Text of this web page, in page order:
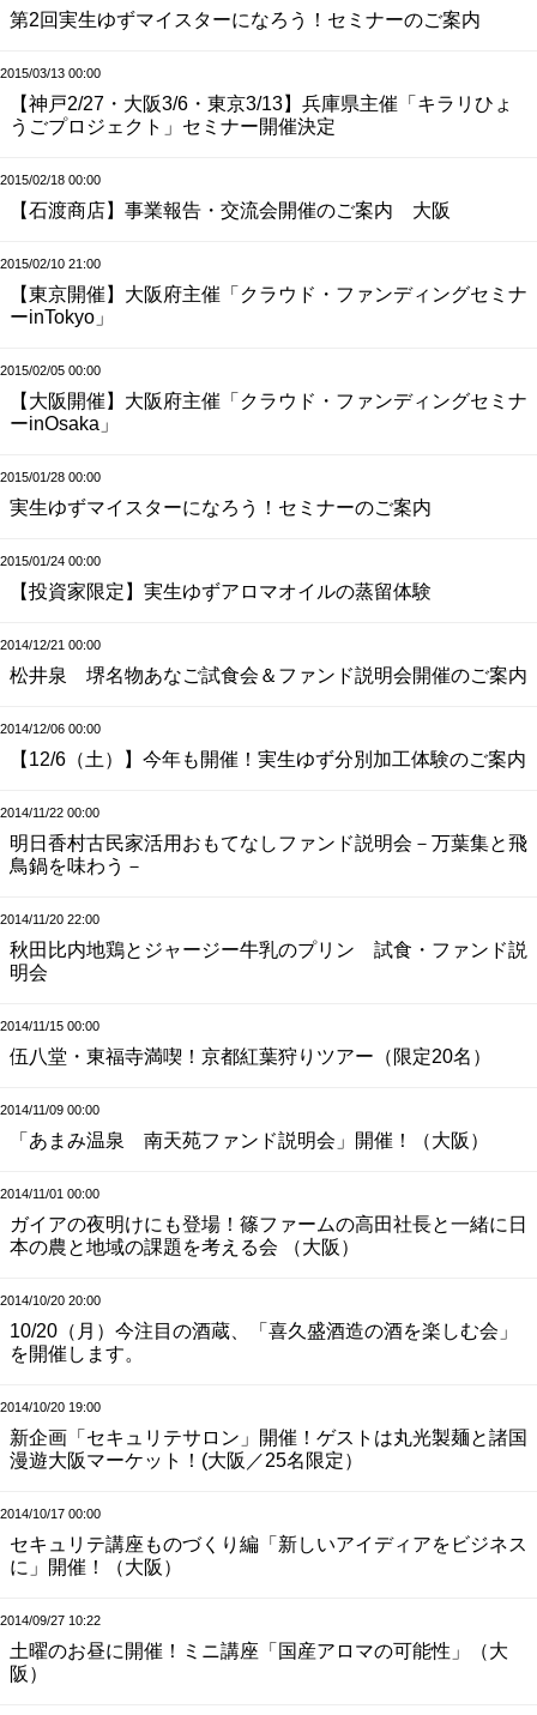
第2回実生ゆずマイスターになろう！セミナーのご案内
2015/03/13 00:00
【神戸2/27・大阪3/6・東京3/13】兵庫県主催「キラリひょ
うごプロジェクト」セミナー開催決定
2015/02/18 00:00
【石渡商店】事業報告・交流会開催のご案内 大阪
2015/02/10 21:00
【東京開催】大阪府主催「クラウド・ファンディングセミナ
ーinTokyo」
2015/02/05 00:00
【大阪開催】大阪府主催「クラウド・ファンディングセミナ
ーinOsaka」
2015/01/28 00:00
実生ゆずマイスターになろう！セミナーのご案内
2015/01/24 00:00
【投資家限定】実生ゆずアロマオイルの蒸留体験
2014/12/21 00:00
松井泉 堺名物あなご試食会＆ファンド説明会開催のご案内
2014/12/06 00:00
【12/6（土）】今年も開催！実生ゆず分別加工体験のご案内
2014/11/22 00:00
明日香村古民家活用おもてなしファンド説明会－万葉集と飛
鳥鍋を味わう－
2014/11/20 22:00
秋田比内地鶏とジャージー牛乳のプリン 試食・ファンド説
明会
2014/11/15 00:00
伍八堂・東福寺満喫！京都紅葉狩りツアー（限定20名）
2014/11/09 00:00
「あまみ温泉 南天苑ファンド説明会」開催！（大阪）
2014/11/01 00:00
ガイアの夜明けにも登場！篠ファームの高田社長と一緒に日
本の農と地域の課題を考える会 （大阪）
2014/10/20 20:00
10/20（月）今注目の酒蔵、「喜久盛酒造の酒を楽しむ会」
を開催します。
2014/10/20 19:00
新企画「セキュリテサロン」開催！ゲストは丸光製麺と諸国
漫遊大阪マーケット！(大阪／25名限定）
2014/10/17 00:00
セキュリテ講座ものづくり編「新しいアイディアをビジネス
に」開催！（大阪）
2014/09/27 10:22
土曜のお昼に開催！ミニ講座「国産アロマの可能性」（大
阪）